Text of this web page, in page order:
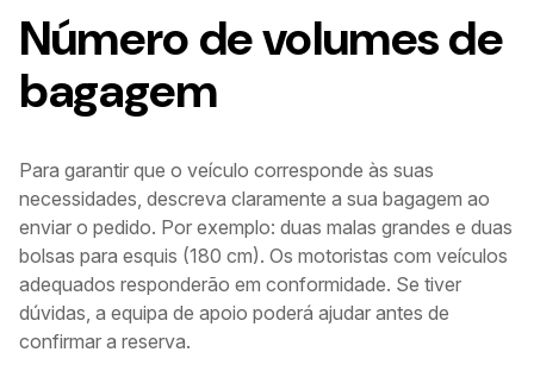
Número de volumes de
bagagem
Para garantir que o veículo corresponde às suas
necessidades, descreva claramente a sua bagagem ao
enviar o pedido. Por exemplo: duas malas grandes e duas
bolsas para esquis (180 cm). Os motoristas com veículos
adequados responderão em conformidade. Se tiver
dúvidas, a equipa de apoio poderá ajudar antes de
confirmar a reserva.